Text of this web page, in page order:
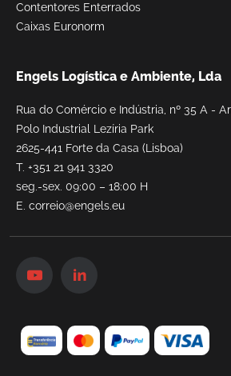
Contentores Enterrados
Caixas Euronorm
Engels Logística e Ambiente, Lda
Rua do Comércio e Indústria, nº 35 A -
Polo Industrial Lezíria Park
2625-441 Forte da Casa (Lisboa)
T. +351 21 941 3320
seg.-sex. 09:00 – 18:00 H
E. correio@engels.eu